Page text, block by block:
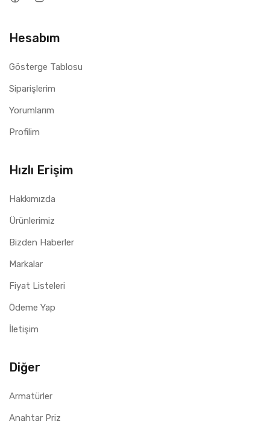
Hesabım
Gösterge Tablosu
Siparişlerim
Yorumlarım
Profilim
Hızlı Erişim
Hakkımızda
Ürünlerimiz
Bizden Haberler
Markalar
Fiyat Listeleri
Ödeme Yap
İletişim
Diğer
Armatürler
Anahtar Priz